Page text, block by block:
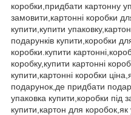
коробки,придбати картонну
замовити,картонні коробки
купити,купити
подарунків купити,коробки
коробки.купити
коробку,купити картонні
купити,картонні коробки
подарунок,де придбати
упаковка купити,коробки під
купити,картон для